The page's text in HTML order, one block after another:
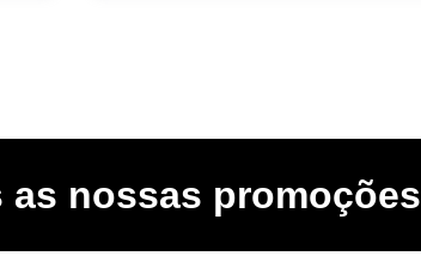
as nossas promoções